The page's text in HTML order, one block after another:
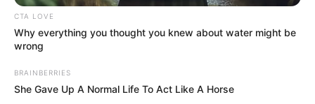
CTA LOVE
Why everything you thought you knew about water might be
wrong
BRAINBERRIES
She Gave Up A Normal Life To Act Like A Horse